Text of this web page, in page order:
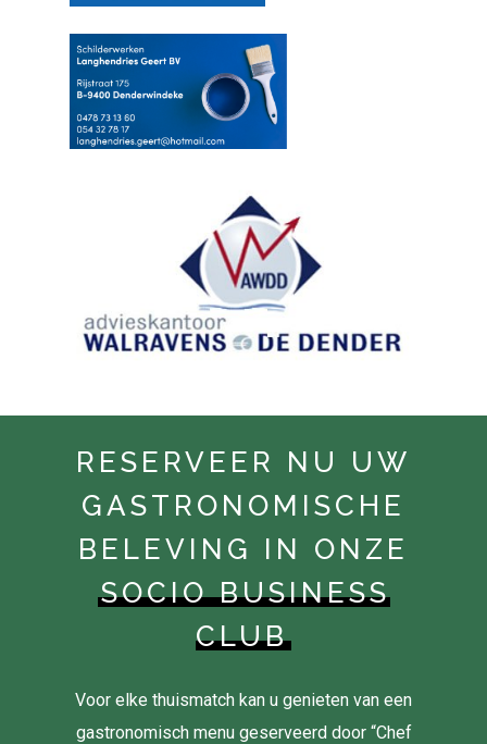
RESERVEER NU UW
GASTRONOMISCHE
BELEVING IN ONZE
SOCIO BUSINESS
CLUB
Voor elke thuismatch kan u genieten van een
gastronomisch menu geserveerd door “Chef